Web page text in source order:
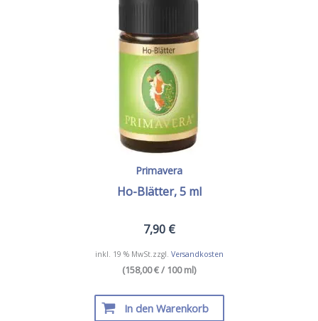
Primavera
Ho-Blätter, 5 ml
7,90 €
inkl. 19 % MwSt.zzgl. Versandkosten
(158,00 € / 100 ml)
In den Warenkorb